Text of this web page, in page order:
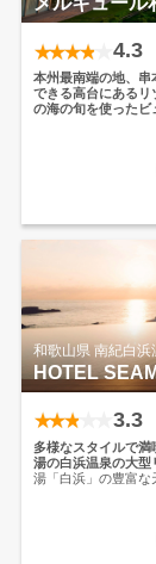
4.3
本州最南端の地、串
できる高台にあるリ
の海の旬を使ったビ
食文化を活かした
な料理を堪能でき
ェと夕食、朝食、
ル・ワイン・ウイス
シブを堪能！露天風
杭岩や紀伊大島、限
れた刻一刻と移り変
をゆったりとお愉
和歌山県 南紀白浜
HOTEL
3.3
多様なスタイルで満
湯の白浜温泉の大型
湯「白浜」の豊富な
多彩な浴槽で
堪能！長さ30メー
ナーから提供される